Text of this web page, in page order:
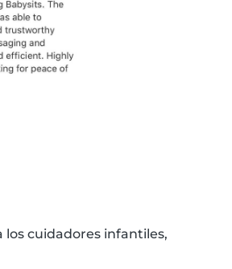
los cuidadores infantiles,